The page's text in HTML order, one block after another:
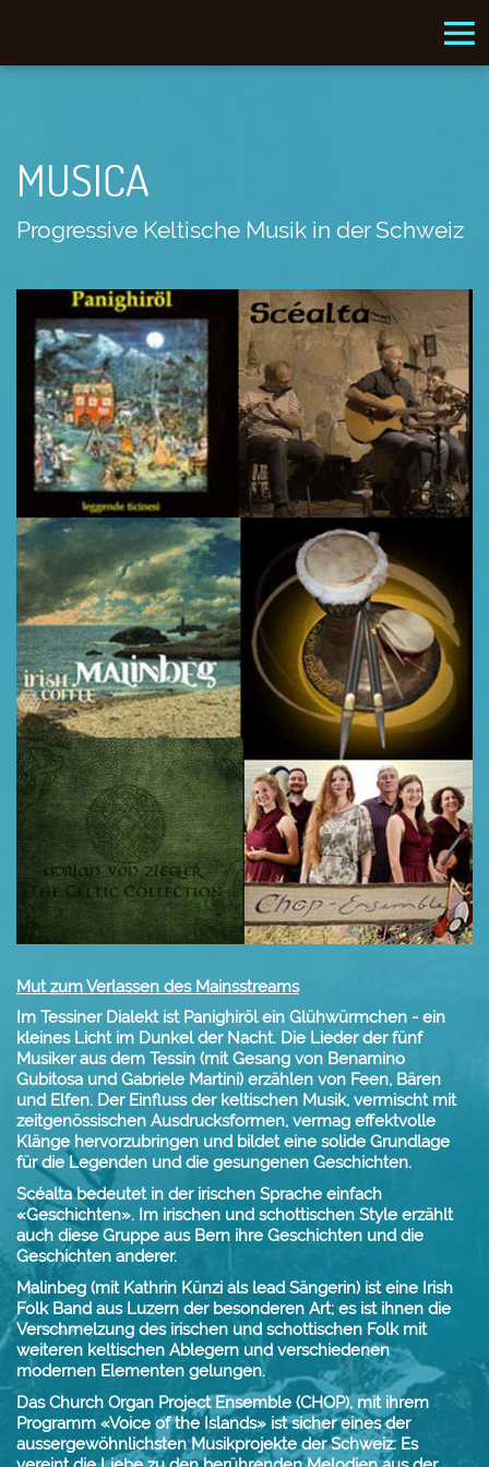
MUSICA
Progressive Keltische Musik in der Schweiz
Mut zum Verlassen des Mainsstreams
Im Tessiner Dialekt ist Panighiröl ein Glühwürmchen - ein
kleines Licht im Dunkel der Nacht. Die Lieder der fünf
Musiker aus dem Tessin (mit Gesang von Benamino
Gubitosa und Gabriele Martini) erzählen von Feen, Bären
und Elfen. Der Einfluss der keltischen Musik, vermischt mit
zeitgenössischen Ausdrucksformen, vermag effektvolle
Klänge hervorzubringen und bildet eine solide Grundlage
für die Legenden und die gesungenen Geschichten.
Scéalta bedeutet in der irischen Sprache einfach
«Geschichten». Im irischen und schottischen Style erzählt
auch diese Gruppe aus Bern ihre Geschichten und die
Geschichten anderer.
Malinbeg (mit Kathrin Künzi als lead Sängerin) ist eine Irish
Folk Band aus Luzern der besonderen Art; es ist ihnen die
Verschmelzung des irischen und schottischen Folk mit
weiteren keltischen Ablegern und verschiedenen
modernen Elementen gelungen.
Das Church Organ Project Ensemble (CHOP), mit ihrem
Programm «Voice of the Islands» ist sicher eines der
aussergewöhnlichsten Musikprojekte der Schweiz: Es